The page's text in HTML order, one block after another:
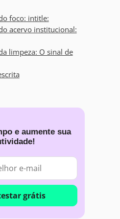
foco: intitle:
acervo institucional:
limpeza: O sinal de
e aumente sua
grátis